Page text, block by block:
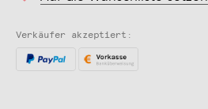
Verkäufer akzeptiert: